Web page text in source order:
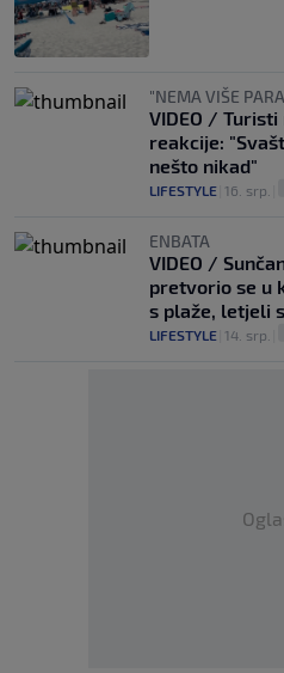
"NEMA VIŠE
VIDEO /
reakcije:
nešto nikad"
LIFESTYLE 16. srp.
ENBATA
VIDEO /
pretvorio se u
s plaže, letjeli
LIFESTYLE 14. srp.